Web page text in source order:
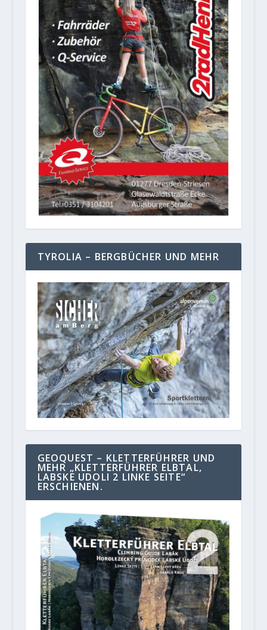
TYROLIA – BERGBÜCHER UND MEHR
GEOQUEST – KLETTERFÜHRER UND
MEHR „KLETTERFÜHRER ELBTAL,
LABSKE UDOLI 2 LINKE SEITE“
ERSCHIENEN.